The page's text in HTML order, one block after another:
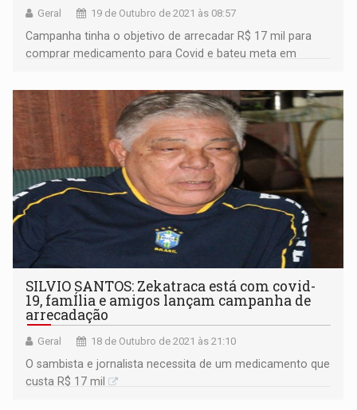
Geral 19 de Outubro de 2021 às 08:57
Campanha tinha o objetivo de arrecadar R$ 17 mil para
comprar medicamento para Covid e bateu meta em
SILVIO SANTOS: Zekatraca está com covid-
19, famÍlia e amigos lançam campanha de
arrecadação
Geral 18 de Outubro de 2021 às 21:10
O sambista e jornalista necessita de um medicamento que
custa R$ 17 mil